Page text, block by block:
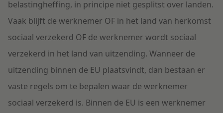
belastingheffing, in principe niet gesplitst over landen.
Vaak blijft de werknemer OF in het land van herkomst
sociaal verzekerd OF de werknemer wordt sociaal
verzekerd in het land van uitzending. Wanneer de
uitzending binnen de EU plaatsvindt, dan bestaan er
vaste regels om te bepalen waar de werknemer
sociaal verzekerd is. Binnen de EU is een werknemer